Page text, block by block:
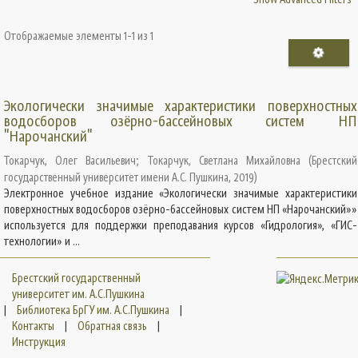
Отображаемые элементы 1-1 из 1
Экологически значимые характеристики поверхностных
водосборов озёрно-бассейновых систем НП
"Нарочанский"
Токарчук, Олег Васильевич; Токарчук, Светлана Михайловна (Брестский
государственный университет имени А.С. Пушкина, 2019)
Электронное учебное издание «Экологически значимые характеристики
поверхностных водосборов озёрно-бассейновых систем НП «Нарочанский»»
используется для поддержки преподавания курсов «Гидрология», «ГИС-
технологии» и ...
Брестский государственный
университет им. А.С.Пушкина
|
Библиотека БрГУ им. А.С.Пушкина
|
Контакты
| Обратная связь
|
Инструкция